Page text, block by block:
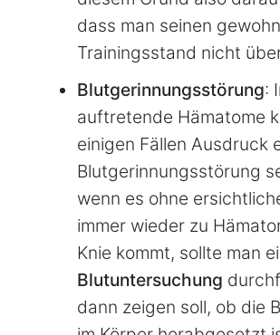
dass man seinen
Trainingsstand nicht
Blutgerinnungsstörung:
auftretende Hämatome
einigen Fällen Ausdruck
Blutgerinnungsstörung
wenn es ohne
immer wieder zu
Knie kommt, sollte man
Blutuntersuchung
dann zeigen soll, ob die